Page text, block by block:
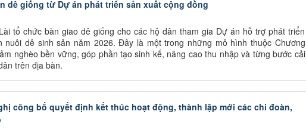
dê giống từ Dự án phát triển sản xuất cộng đồng
tổ chức bàn giao dê giống cho các hộ dân tham gia Dự án hỗ trợ phát triển
nuôi dê sinh sản năm 2026. Đây là một trong những mô hình thuộc Chương
nghèo bền vững, góp phần tạo sinh kế, nâng cao thu nhập và từng bước cải
trên địa bàn.
công bố quyết định kết thúc hoạt động, thành lập mới các chi đoàn,